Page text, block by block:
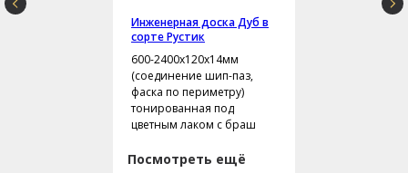
Инженерная доска Дуб в
сорте Рустик
600-2400х120х14мм
(соединение шип-паз,
фаска по периметру)
тонированная под
цветным лаком с браш
Посмотреть ещё